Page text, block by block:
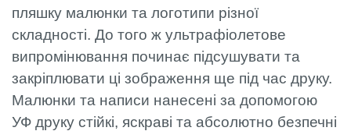
пляшку малюнки та логотипи різної
складності. До того ж ультрафіолетове
випромінювання починає підсушувати та
закріплювати ці зображення ще під час друку.
Малюнки та написи нанесені за допомогою
УФ друку стійкі, яскраві та абсолютно безпечні